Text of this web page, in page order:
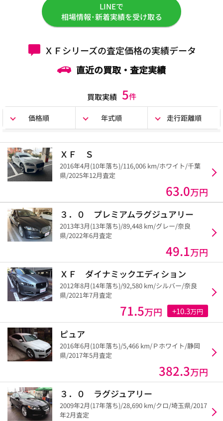
LINEで
相場情報･新着実績を受け取る
ＸＦシリーズの査定価格の実績データ
直近の買取・査定実績
買取実績 5件
価格順 年式順 走行距離順
ＸＦ Ｓ
2016年4月(10年落ち)/116,006 km/ホワイト/千葉
県/2025年12月査定
63.0万円
３．０ プレミアムラグジュアリー
2013年3月(13年落ち)/89,448 km/グレー/奈良
県/2022年6月査定
49.1万円
ＸＦ ダイナミックエディション
2012年8月(14年落ち)/92,580 km/シルバー/奈良
県/2021年7月査定
71.5万円 +10.3万円
ピュア
2016年6月(10年落ち)/5,466 km/Ｐホワイト/静岡
県/2017年5月査定
382.3万円
３．０ ラグジュアリー
2009年2月(17年落ち)/28,690 km/クロ/埼玉県/2017
年2月査定